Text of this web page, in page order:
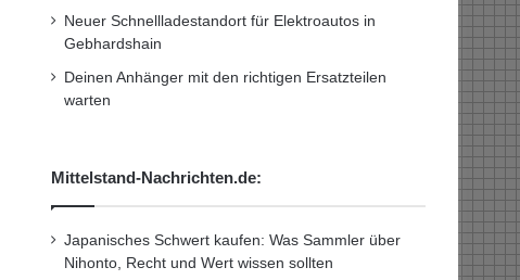
Neuer Schnellladestandort für Elektroautos in
Gebhardshain
Deinen Anhänger mit den richtigen Ersatzteilen
warten
Mittelstand-Nachrichten.de:
Japanisches Schwert kaufen: Was Sammler über
Nihonto, Recht und Wert wissen sollten